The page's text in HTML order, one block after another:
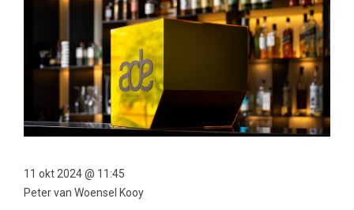
11 okt 2024 @ 11:45
Peter van Woensel Kooy